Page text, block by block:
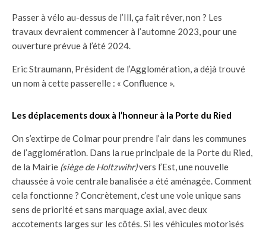
Passer à vélo au-dessus de l’Ill, ça fait rêver, non ? Les
travaux devraient commencer à l’automne 2023, pour une
ouverture prévue à l’été 2024.
Eric Straumann, Président de l’Agglomération, a déjà trouvé
un nom à cette passerelle : « Confluence ».
Les déplacements doux à l’honneur à la Porte du Ried
On s’extirpe de Colmar pour prendre l’air dans les communes
de l’agglomération. Dans la rue principale de la Porte du Ried,
de la Mairie (siège de Holtzwihr)vers l’Est, une nouvelle
chaussée à voie centrale banalisée a été aménagée. Comment
cela fonctionne ? Concrètement, c’est une voie unique sans
sens de priorité et sans marquage axial, avec deux
accotements larges sur les côtés. Si les véhicules motorisés